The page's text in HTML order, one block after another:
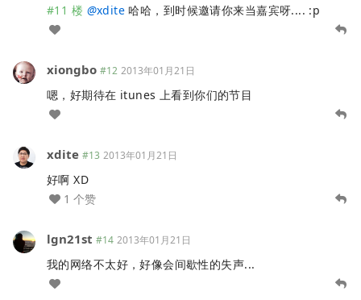
#11 楼 @xdite 哈哈，到时候邀请你来当嘉宾呀.... :p
xiongbo #12 2013年01月21日
嗯，好期待在 itunes 上看到你们的节目
xdite #13 2013年01月21日
好啊 XD
1 个赞
lgn21st #14 2013年01月21日
我的网络不太好，好像会间歇性的失声...